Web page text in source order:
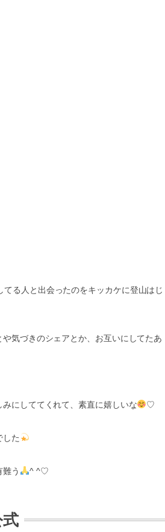
てる人と出会ったのをキッカケに登山はじ
や気づきのシェアとか、お互いにしてたあ
みにしててくれて、素直に嬉しいな ♡
した
う ^ ^♡